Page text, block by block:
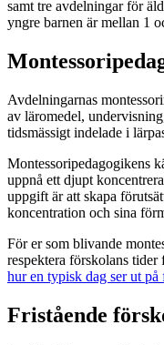
samt tre avdelningar för
yngre barnen är mellan 1
Avdelningarnas
av läromedel,
tidsmässigt indelade i
Montessoripedagogikens
uppnå ett djupt
uppgift är att skapa
koncentration och sina
För er som blivande
respektera förskolans
hur en typisk dag ser ut
Fristående